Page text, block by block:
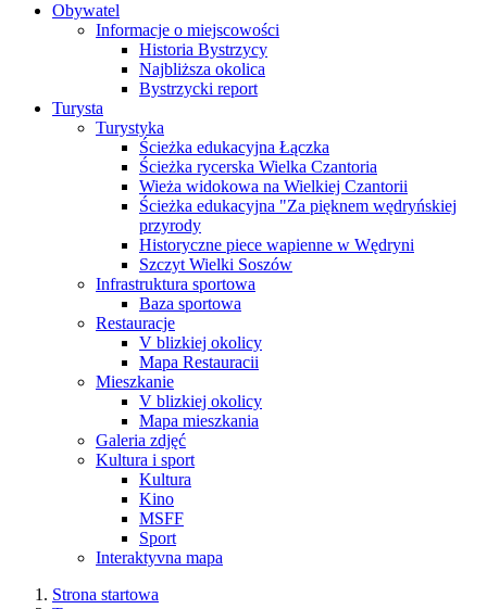
Obywatel
Informacje o miejscowości
Historia Bystrzycy
Najbliższa okolica
Bystrzycki report
Turysta
Turystyka
Ścieżka edukacyjna Łączka
Ścieżka rycerska Wielka Czantoria
Wieża widokowa na Wielkiej Czantorii
Ścieżka edukacyjna "Za pięknem wędryńskiej
przyrody
Historyczne piece wapienne w Wędryni
Szczyt Wielki Soszów
Infrastruktura sportowa
Baza sportowa
Restauracje
V blizkiej okolicy
Mapa Restauracii
Mieszkanie
V blizkiej okolicy
Mapa mieszkania
Galeria zdjęć
Kultura i sport
Kultura
Kino
MSFF
Sport
Interaktyvna mapa
Strona startowa